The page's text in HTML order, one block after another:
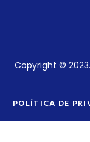
Copyright ©
POLÍTICA DE